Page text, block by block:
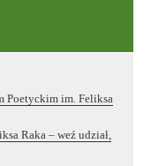
Poetyckim im. Feliksa
Raka – weź udział,